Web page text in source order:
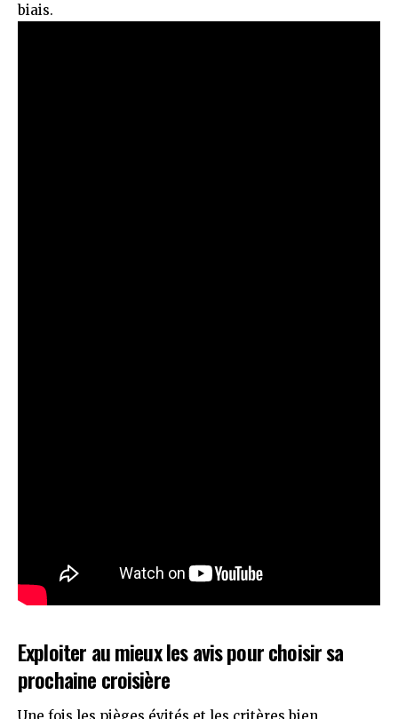
biais.
Exploiter au mieux les avis pour choisir sa
prochaine croisière